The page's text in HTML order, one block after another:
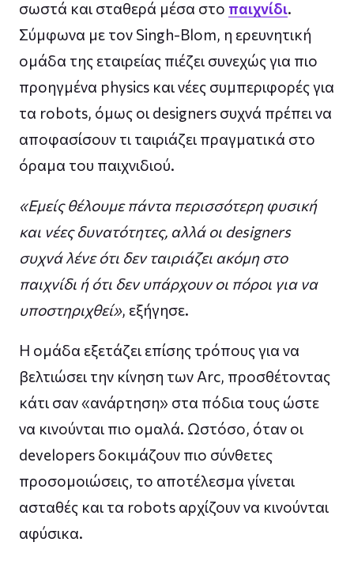
σωστά και σταθερά μέσα στο παιχνίδι.
Σύμφωνα με τον Singh-Blom, η ερευνητική
ομάδα της εταιρείας πιέζει συνεχώς για πιο
προηγμένα physics και νέες συμπεριφορές για
τα robots, όμως οι designers συχνά πρέπει να
αποφασίσουν τι ταιριάζει πραγματικά στο
όραμα του παιχνιδιού.
«Εμείς θέλουμε πάντα περισσότερη φυσική
και νέες δυνατότητες, αλλά οι designers
συχνά λένε ότι δεν ταιριάζει ακόμη στο
παιχνίδι ή ότι δεν υπάρχουν οι πόροι για να
υποστηριχθεί», εξήγησε.
Η ομάδα εξετάζει επίσης τρόπους για να
βελτιώσει την κίνηση των Arc, προσθέτοντας
κάτι σαν «ανάρτηση» στα πόδια τους ώστε
να κινούνται πιο ομαλά. Ωστόσο, όταν οι
developers δοκιμάζουν πιο σύνθετες
προσομοιώσεις, το αποτέλεσμα γίνεται
ασταθές και τα robots αρχίζουν να κινούνται
αφύσικα.